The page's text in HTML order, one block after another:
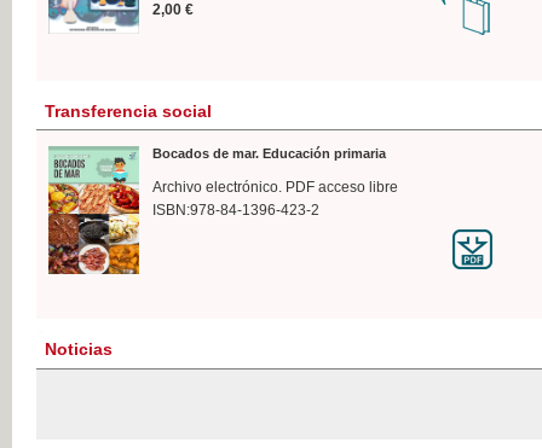
2,00 €
Transferencia social
Bocados de mar. Educación primaria
Archivo electrónico. PDF acceso libre
ISBN:978-84-1396-423-2
Noticias